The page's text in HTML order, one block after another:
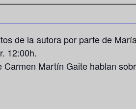
de la autora por parte de
12:00h.
Carmen Martín Gaite hablan